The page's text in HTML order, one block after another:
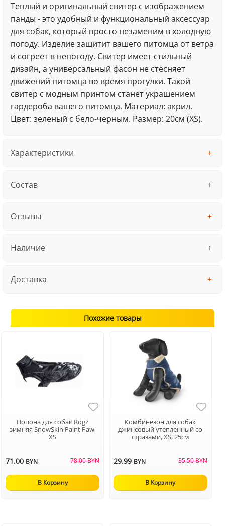
Теплый и оригинальный свитер с изображением
панды - это удобный и функциональный аксессуар
для собак, который просто незаменим в холодную
погоду. Изделие защитит вашего питомца от ветра
и согреет в непогоду. Свитер имеет стильный
дизайн, а универсальный фасон не стесняет
движений питомца во время прогулки. Такой
свитер с модным принтом станет украшением
гардероба вашего питомца. Материал: акрил.
Цвет: зеленый с бело-черным. Размер: 20см (XS).
Характеристики
Состав
Отзывы
Наличие
Доставка
Похожие товары
Попона для собак Rogz
зимняя SnowSkin Paint Paw,
XS
71.00 BYN 78.00 BYN
В Корзину
Комбинезон для собак
джинсовый утепленный со
стразами, XS, 25см
29.99 BYN 35.50 BYN
В Корзину